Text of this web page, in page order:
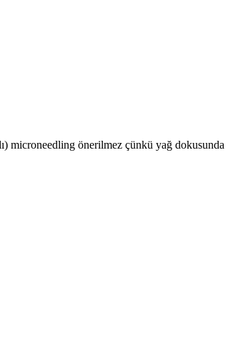
microneedling önerilmez çünkü yağ dokusunda